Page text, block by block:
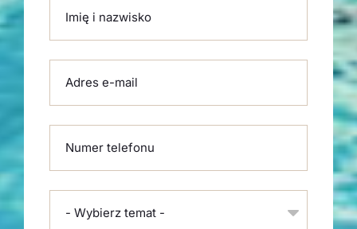
Imię i nazwisko
Adres e-mail
Numer telefonu
- Wybierz temat -